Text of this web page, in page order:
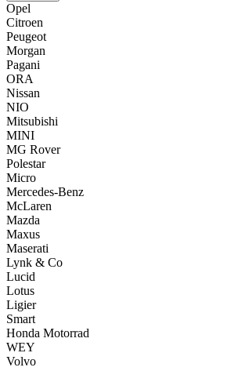
Opel
Citroen
Peugeot
Morgan
Pagani
ORA
Nissan
NIO
Mitsubishi
MINI
MG Rover
Polestar
Micro
Mercedes-Benz
McLaren
Mazda
Maxus
Maserati
Lynk & Co
Lucid
Lotus
Ligier
Smart
Honda Motorrad
WEY
Volvo